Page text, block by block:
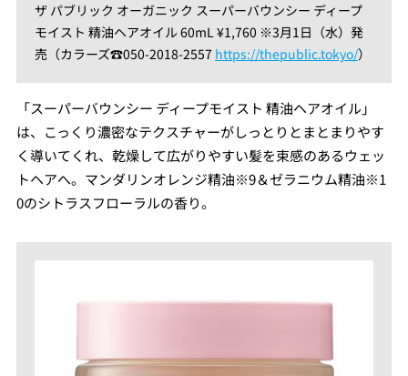
ザ パブリック オーガニック スーパーバウンシー ディープ
モイスト 精油ヘアオイル 60mL ¥1,760 ※3月1日（水）発
売（カラーズ☎︎050-2018-2557 https://thepublic.tokyo/）
「スーパーバウンシー ディープモイスト 精油ヘアオイル」
は、こっくり濃密なテクスチャーがしっとりとまとまりやす
く導いてくれ、乾燥して広がりやすい髪を束感のあるウェッ
トヘアへ。マンダリンオレンジ精油※9＆ゼラニウム精油※1
0のシトラスフローラルの香り。